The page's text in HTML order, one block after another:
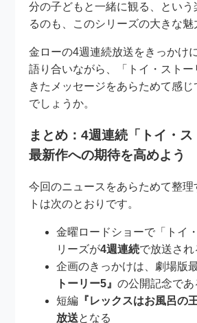
分の子どもと一緒に観る、という
るのも、このシリーズの大きな魅
金ローの4週連続放送をきっかけ
語り合いながら、「トイ・ストー
きたメッセージをあらためて感
でしょうか。
まとめ：4週連続「トイ・
最新作への期待を高めよう
今回のニュースをあらためて整理
トは次のとおりです。
金曜ロードショーで「トイ
リーズが4週連続で放送され
企画のきっかけは、劇場版
トーリー5』の公開記念であ
短編 『レックスはお風呂の
放送となる